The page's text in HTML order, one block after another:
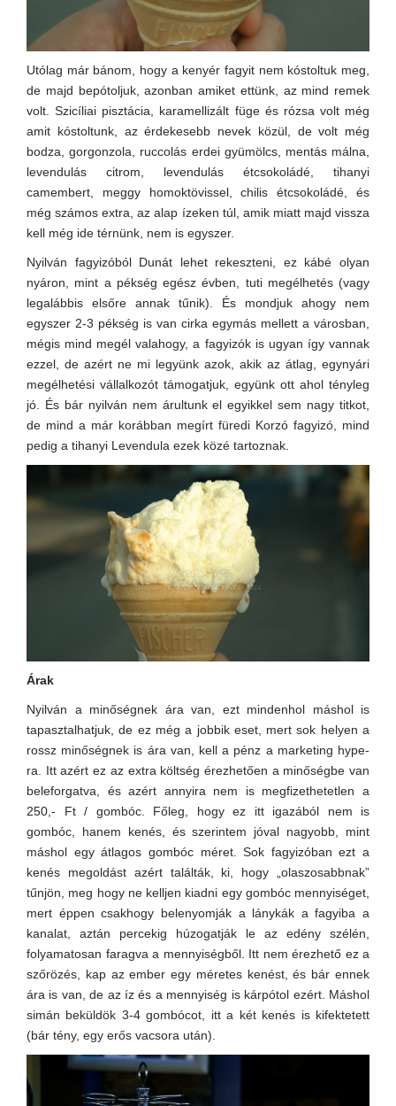
Utólag már bánom, hogy a kenyér fagyit nem kóstoltuk meg,
de majd bepótoljuk, azonban amiket ettünk, az mind remek
volt. Szicíliai pisztácia, karamellizált füge és rózsa volt még
amit kóstoltunk, az érdekesebb nevek közül, de volt még
bodza, gorgonzola, ruccolás erdei gyümölcs, mentás málna,
levendulás citrom, levendulás étcsokoládé, tihanyi
camembert, meggy homoktövissel, chilis étcsokoládé, és
még számos extra, az alap ízeken túl, amik miatt majd vissza
kell még ide térnünk, nem is egyszer.
Nyilván fagyizóból Dunát lehet rekeszteni, ez kábé olyan
nyáron, mint a pékség egész évben, tuti megélhetés (vagy
legalábbis elsőre annak tűnik). És mondjuk ahogy nem
egyszer 2-3 pékség is van cirka egymás mellett a városban,
mégis mind megél valahogy, a fagyizók is ugyan így vannak
ezzel, de azért ne mi legyünk azok, akik az átlag, egynyári
megélhetési vállalkozót támogatjuk, együnk ott ahol tényleg
jó. És bár nyilván nem árultunk el egyikkel sem nagy titkot,
de mind a már korábban megírt füredi Korzó fagyizó, mind
pedig a tihanyi Levendula ezek közé tartoznak.
Árak
Nyilván a minőségnek ára van, ezt mindenhol máshol is
tapasztalhatjuk, de ez még a jobbik eset, mert sok helyen a
rossz minőségnek is ára van, kell a pénz a marketing hype-
ra. Itt azért ez az extra költség érezhetően a minőségbe van
beleforgatva, és azért annyira nem is megfizethetetlen a
250,- Ft / gombóc. Főleg, hogy ez itt igazából nem is
gombóc, hanem kenés, és szerintem jóval nagyobb, mint
máshol egy átlagos gombóc méret. Sok fagyizóban ezt a
kenés megoldást azért találták, ki, hogy „olaszosabbnak”
tűnjön, meg hogy ne kelljen kiadni egy gombóc mennyiséget,
mert éppen csakhogy belenyomják a lánykák a fagyiba a
kanalat, aztán percekig húzogatják le az edény szélén,
folyamatosan faragva a mennyiségből. Itt nem érezhető ez a
szőrözés, kap az ember egy méretes kenést, és bár ennek
ára is van, de az íz és a mennyiség is kárpótol ezért. Máshol
simán beküldök 3-4 gombócot, itt a két kenés is kifektetett
(bár tény, egy erős vacsora után).